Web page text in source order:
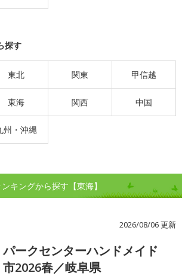
探す
東北 関東 甲信越
東海 関西 中国
州・沖縄
キングから探す【東海】
2026/08/06 更新
パークセンターハンドメイド
市2026春／岐阜県